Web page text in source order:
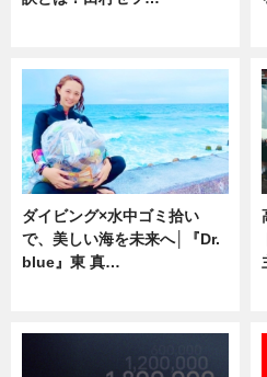
ダイビング×水中ゴミ拾い
で、美しい海を未来へ│『Dr.
blue』東 真…